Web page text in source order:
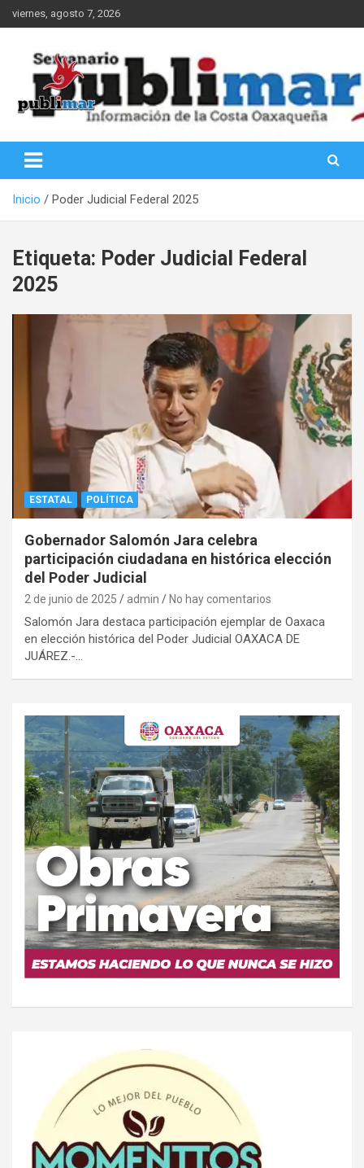
Saltar
al
viernes, agosto 7, 2026
PubliMar
Inicio Poder Judicial Federal 2025
Etiqueta: Poder Judicial Federal
2025
ESTATAL POLÍTICA
Gobernador Salomón Jara celebra
participación ciudadana en histórica elección
del Poder Judicial
2 de junio de 2025 admin No hay comentarios
Salomón Jara destaca participación ejemplar de Oaxaca
en elección histórica del Poder Judicial OAXACA DE
JUÁREZ.-…